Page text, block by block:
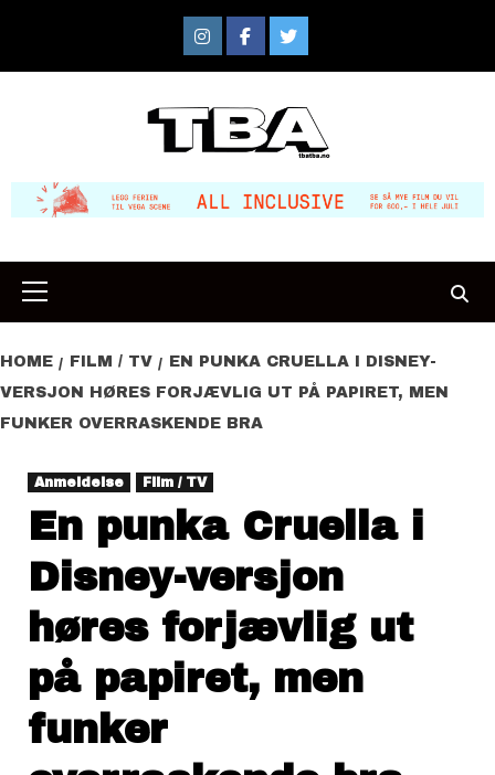
content
InstagramFacebook
Twitter
Primary
Menu
HOME FILM / TV
EN PUNKA CRUELLA I DISNEY-
VERSJON HØRES FORJÆVLIG UT PÅ PAPIRET, MEN
FUNKER OVERRASKENDE BRA
Anmeldelse Film / TV
En punka Cruella i
Disney-versjon
høres forjævlig ut
på papiret, men
funker